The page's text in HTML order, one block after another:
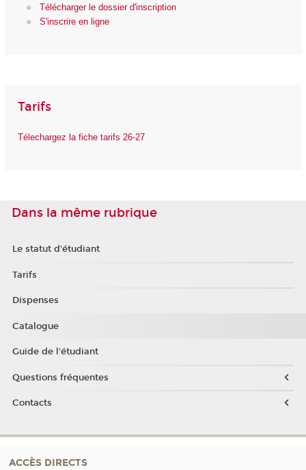
Télécharger le dossier d'inscription
S'inscrire en ligne
Tarifs
Télechargez la fiche tarifs 26-27
Dans la même rubrique
Le statut d'étudiant
Tarifs
Dispenses
Catalogue
Guide de l'étudiant
Questions fréquentes
Contacts
ACCÈS DIRECTS